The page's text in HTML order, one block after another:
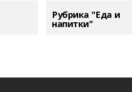
Рубрика "Еда и
напитки"